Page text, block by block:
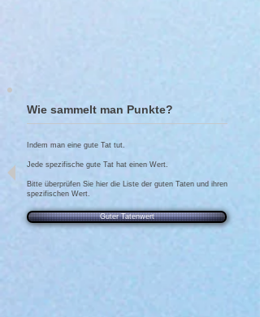
Wie sammelt man Punkte?
Indem man eine gute Tat tut.
Jede spezifische gute Tat hat einen Wert.
Bitte überprüfen Sie hier die Liste der guten Taten und ihren
spezifischen Wert.
Guter Tatenwert